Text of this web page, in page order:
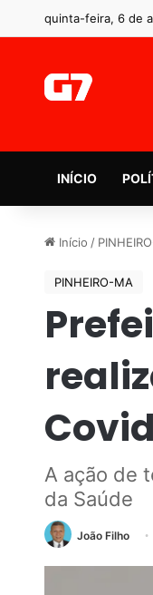
quinta-feira, 6 de
INÍCIO
Início /
PINHEIRO-MA
A ação de
da Saúde
João Filho